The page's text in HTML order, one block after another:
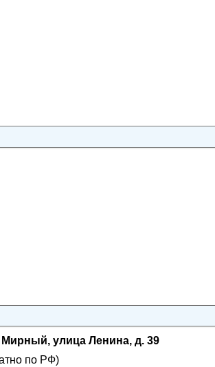
Мирный, улица Ленина, д. 39
по РФ)